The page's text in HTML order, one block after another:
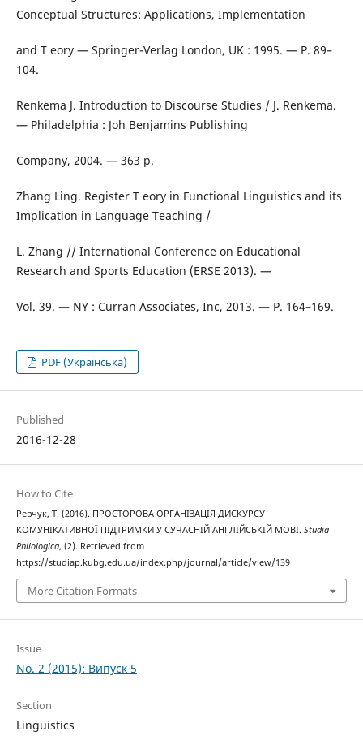
Conceptual Structures: Applications, Implementation
and T eory — Springer-Verlag London, UK : 1995. — P. 89–
104.
Renkema J. Introduction to Discourse Studies / J. Renkema.
— Philadelphia : Joh Benjamins Publishing
Company, 2004. — 363 p.
Zhang Ling. Register T eory in Functional Linguistics and its
Implication in Language Teaching /
L. Zhang // International Conference on Educational
Research and Sports Education (ERSE 2013). —
Vol. 39. — NY : Curran Associates, Inc, 2013. — P. 164–169.
PDF (Українська)
Published
2016-12-28
How to Cite
Ревчук, Т. (2016). ПРОСТОРОВА ОРГАНІЗАЦІЯ ДИСКУРСУ
КОМУНІКАТИВНОЇ ПІДТРИМКИ У СУЧАСНІЙ АНГЛІЙСЬКІЙ МОВІ. Studia
Philologica, (2). Retrieved from
https://studiap.kubg.edu.ua/index.php/journal/article/view/139
More Citation Formats
Issue
No. 2 (2015): Випуск 5
Section
Linguistics